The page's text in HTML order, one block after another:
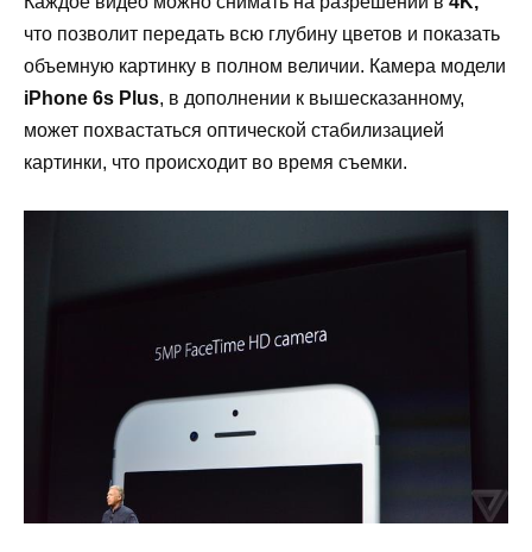
что позволит передать всю глубину цветов и показать
объемную картинку в полном величии. Камера модели
iPhone 6s Plus, в дополнении к вышесказанному,
может похвастаться оптической стабилизацией
картинки, что происходит во время съемки.